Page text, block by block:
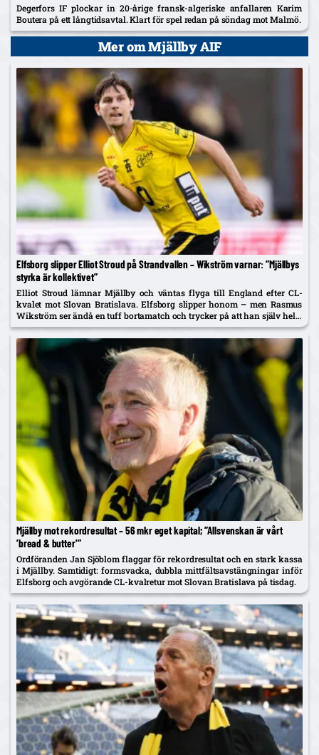
Degerfors IF plockar in 20-årige fransk-algeriske anfallaren Karim
Boutera på ett långtidsavtal. Klart för spel redan på söndag mot Malmö.
Mer om Mjällby AIF
Elfsborg slipper Elliot Stroud på Strandvallen – Wikström varnar: ”Mjällbys
styrka är kollektivet”
Elliot Stroud lämnar Mjällby och väntas flyga till England efter CL-
kvalet mot Slovan Bratislava. Elfsborg slipper honom – men Rasmus
Wikström ser ändå en tuff bortamatch och trycker på att han själv helst
spelar mittback.
Mjällby mot rekordresultat – 56 mkr eget kapital; ”Allsvenskan är vårt
’bread & butter'”
Ordföranden Jan Sjöblom flaggar för rekordresultat och en stark kassa
i Mjällby. Samtidigt: formsvacka, dubbla mittfältsavstängningar inför
Elfsborg och avgörande CL-kvalretur mot Slovan Bratislava på tisdag.